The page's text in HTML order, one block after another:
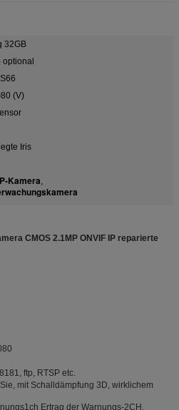
32GB
optional
(V)
Iris
Kamera,
CMOS 2.1MP ONVIF IP reparierte
ftp, RTSP etc.
mit Schalldämpfung 3D, wirklichem
Ertrag der Warnungs-2CH,